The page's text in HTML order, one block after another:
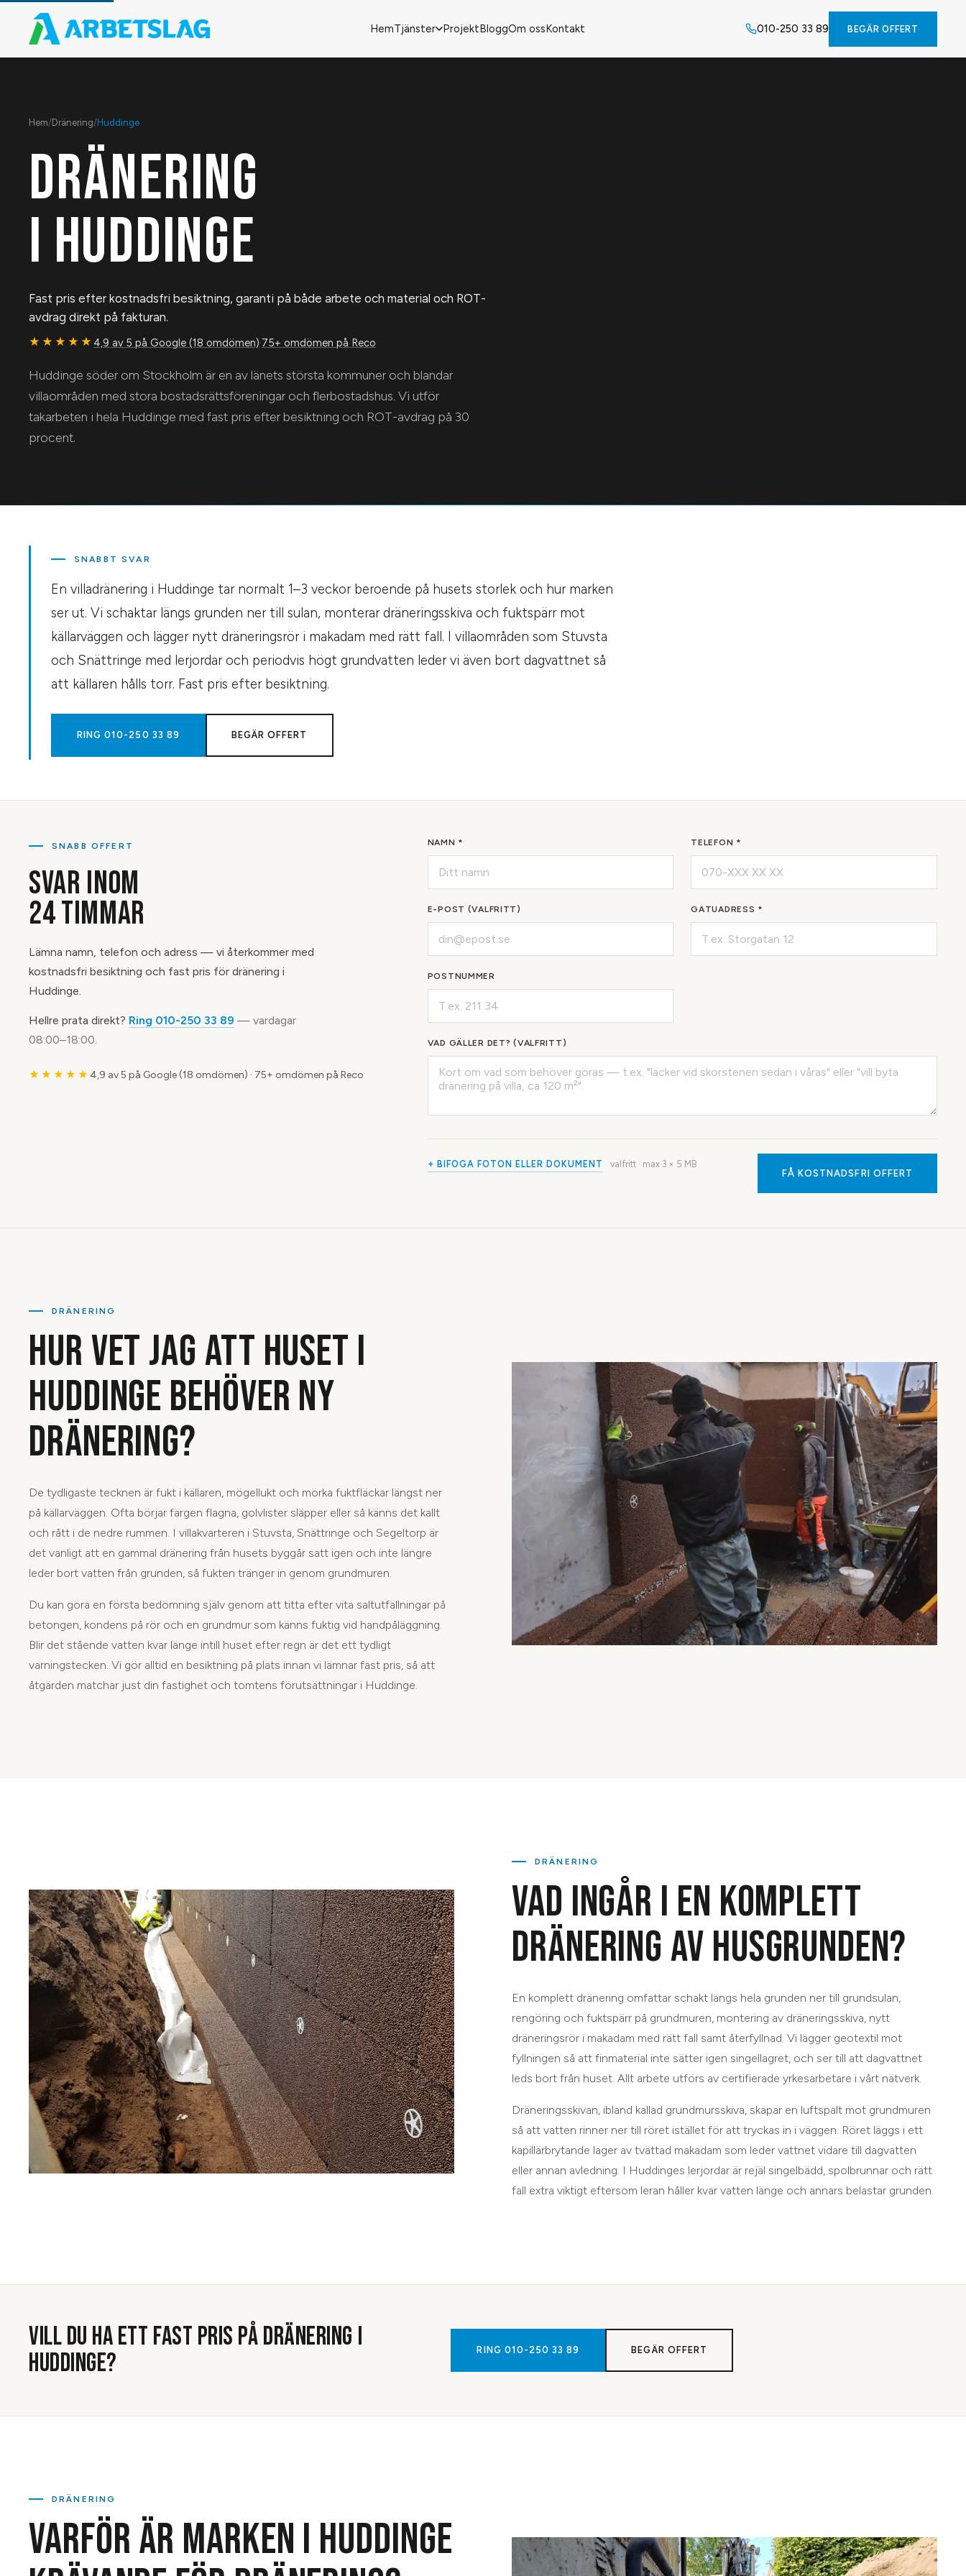
HemTjänster ProjektBloggOm ossKontakt 010-250 33 89 BEGÄR OFFERT
Hem/Dränering/Huddinge
DRÄNERING
I HUDDINGE
Fast pris efter kostnadsfri besiktning, garanti på både arbete och material och ROT-
avdrag direkt på fakturan.
★★★★★ 4,9 av 5 på Google (18 omdömen)·75+ omdömen på Reco
Huddinge söder om Stockholm är en av länets största kommuner och blandar
villaområden med stora bostadsrättsföreningar och flerbostadshus. Vi utför
takarbeten i hela Huddinge med fast pris efter besiktning och ROT-avdrag på 30
procent.
SNABBT SVAR
En villadränering i Huddinge tar normalt 1–3 veckor beroende på husets storlek och hur marken
ser ut. Vi schaktar längs grunden ner till sulan, monterar dräneringsskiva och fuktspärr mot
källarväggen och lägger nytt dräneringsrör i makadam med rätt fall. I villaområden som Stuvsta
och Snättringe med lerjordar och periodvis högt grundvatten leder vi även bort dagvattnet så
att källaren hålls torr. Fast pris efter besiktning.
RING010-250 33 89 BEGÄR OFFERT
SNABB OFFERT
SVAR INOM
24 TIMMAR
Lämna namn, telefon och adress — vi återkommer med
kostnadsfri besiktning och fast pris för dränering i
Huddinge.
Hellre prata direkt? Ring 010-250 33 89 — vardagar
08:00–18:00.
★★★★★ 4,9 av 5 på Google (18 omdömen) · 75+ omdömen på Reco
NAMN * TELEFON *
E-POST (VALFRITT) GATUADRESS *
POSTNUMMER
VAD GÄLLER DET? (VALFRITT)
+ BIFOGA FOTON ELLER DOKUMENT valfritt · max 3× 5 MB
FÅ KOSTNADSFRI OFFERT
DRÄNERING
HUR VET JAG ATT HUSET I
HUDDINGE BEHÖVER NY
DRÄNERING?
De tydligaste tecknen är fukt i källaren, mögellukt och mörka fuktfläckar längst ner
på källarväggen. Ofta börjar färgen flagna, golvlister släpper eller så känns det kallt
och rått i de nedre rummen. I villakvarteren i Stuvsta, Snättringe och Segeltorp är
det vanligt att en gammal dränering från husets byggår satt igen och inte längre
leder bort vatten från grunden, så fukten tränger in genom grundmuren.
Du kan göra en första bedömning själv genom att titta efter vita saltutfällningar på
betongen, kondens på rör och en grundmur som känns fuktig vid handpåläggning.
Blir det stående vatten kvar länge intill huset efter regn är det ett tydligt
varningstecken. Vi gör alltid en besiktning på plats innan vi lämnar fast pris, så att
åtgärden matchar just din fastighet och tomtens förutsättningar i Huddinge.
DRÄNERING
VAD INGÅR I EN KOMPLETT
DRÄNERING AV HUSGRUNDEN?
En komplett dränering omfattar schakt längs hela grunden ner till grundsulan,
rengöring och fuktspärr på grundmuren, montering av dräneringsskiva, nytt
dräneringsrör i makadam med rätt fall samt återfyllnad. Vi lägger geotextil mot
fyllningen så att finmaterial inte sätter igen singellagret, och ser till att dagvattnet
leds bort från huset. Allt arbete utförs av certifierade yrkesarbetare i vårt nätverk.
Dräneringsskivan, ibland kallad grundmursskiva, skapar en luftspalt mot grundmuren
så att vatten rinner ner till röret istället för att tryckas in i väggen. Röret läggs i ett
kapillärbrytande lager av tvättad makadam som leder vattnet vidare till dagvatten
eller annan avledning. I Huddinges lerjordar är rejäl singelbädd, spolbrunnar och rätt
fall extra viktigt eftersom leran håller kvar vatten länge och annars belastar grunden.
VILL DU HA ETT FAST PRIS PÅDRÄNERING I
HUDDINGE? RING 010-250 33 89 BEGÄR OFFERT
DRÄNERING
VARFÖR ÄR MARKEN I HUDDINGE